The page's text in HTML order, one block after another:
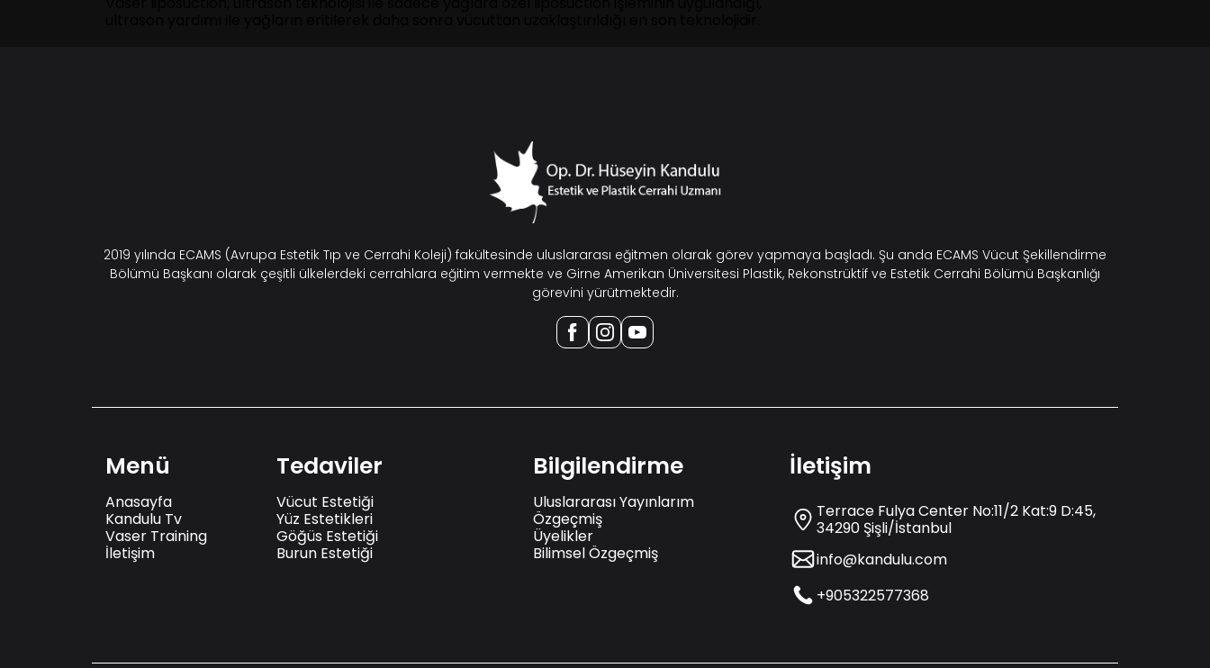
2019 yılında ECAMS (Avrupa Estetik Tıp ve Cerrahi Koleji) fakültesinde uluslararası eğitmen olarak görev yapmaya başladı. Şu anda ECAMS Vücut Şekillendirme
Bölümü Başkanı olarak çeşitli ülkelerdeki cerrahlara eğitim vermekte ve Girne Amerikan Üniversitesi Plastik, Rekonstrüktif ve Estetik Cerrahi Bölümü Başkanlığı
görevini yürütmektedir.
Menü
Anasayfa
Kandulu Tv
Vaser Training
İletişim
Tedaviler
Vücut Estetiği
Yüz Estetikleri
Göğüs Estetiği
Burun Estetiği
Bilgilendirme
Uluslararası Yayınlarım
Özgeçmiş
Üyelikler
Bilimsel Özgeçmiş
İletişim
Terrace Fulya Center No:11/2 Kat:9 D:45,
34290 Şişli/İstanbul
info@kandulu.com
+905322577368